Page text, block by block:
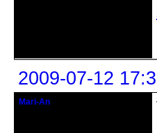
2009-07-12
Mari-An